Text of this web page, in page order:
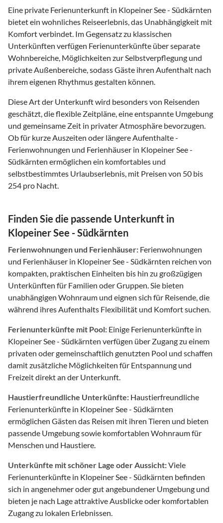
Eine private Ferienunterkunft in Klopeiner See - Südkärnten
bietet ein wohnliches Reiseerlebnis, das Unabhängigkeit mit
Komfort verbindet. Im Gegensatz zu klassischen
Unterkünften verfügen Ferienunterkünfte über separate
Wohnbereiche, Möglichkeiten zur Selbstverpflegung und
private Außenbereiche, sodass Gäste ihren Aufenthalt nach
ihrem eigenen Rhythmus gestalten können.
Diese Art der Unterkunft wird besonders von Reisenden
geschätzt, die flexible Zeitpläne, eine entspannte Umgebung
und gemeinsame Zeit in privater Atmosphäre bevorzugen.
Ob für kurze Auszeiten oder längere Aufenthalte -
Ferienwohnungen und Ferienhäuser in Klopeiner See -
Südkärnten ermöglichen ein komfortables und
selbstbestimmtes Urlaubserlebnis, mit Preisen von 50 bis
254 pro Nacht.
Finden Sie die passende Unterkunft in
Klopeiner See - Südkärnten
Ferienwohnungen und Ferienhäuser: Ferienwohnungen
und Ferienhäuser in Klopeiner See - Südkärnten reichen von
kompakten, praktischen Einheiten bis hin zu großzügigen
Unterkünften für Familien oder Gruppen. Sie bieten
unabhängigen Wohnraum und eignen sich für Reisende, die
während ihres Aufenthalts Flexibilität und Komfort suchen.
Ferienunterkünfte mit Pool: Einige Ferienunterkünfte in
Klopeiner See - Südkärnten verfügen über Zugang zu einem
privaten oder gemeinschaftlich genutzten Pool und schaffen
damit zusätzliche Möglichkeiten für Entspannung und
Freizeit direkt an der Unterkunft.
Haustierfreundliche Unterkünfte: Haustierfreundliche
Ferienunterkünfte in Klopeiner See - Südkärnten
ermöglichen Gästen das Reisen mit ihren Tieren und bieten
passende Umgebung sowie komfortablen Wohnraum für
Menschen und Haustiere.
Unterkünfte mit schöner Lage oder Aussicht:Viele
Ferienunterkünfte in Klopeiner See - Südkärnten befinden
sich in angenehmer oder gut angebundener Umgebung und
bieten je nach Lage attraktive Ausblicke oder komfortablen
Zugang zu lokalen Erlebnissen.